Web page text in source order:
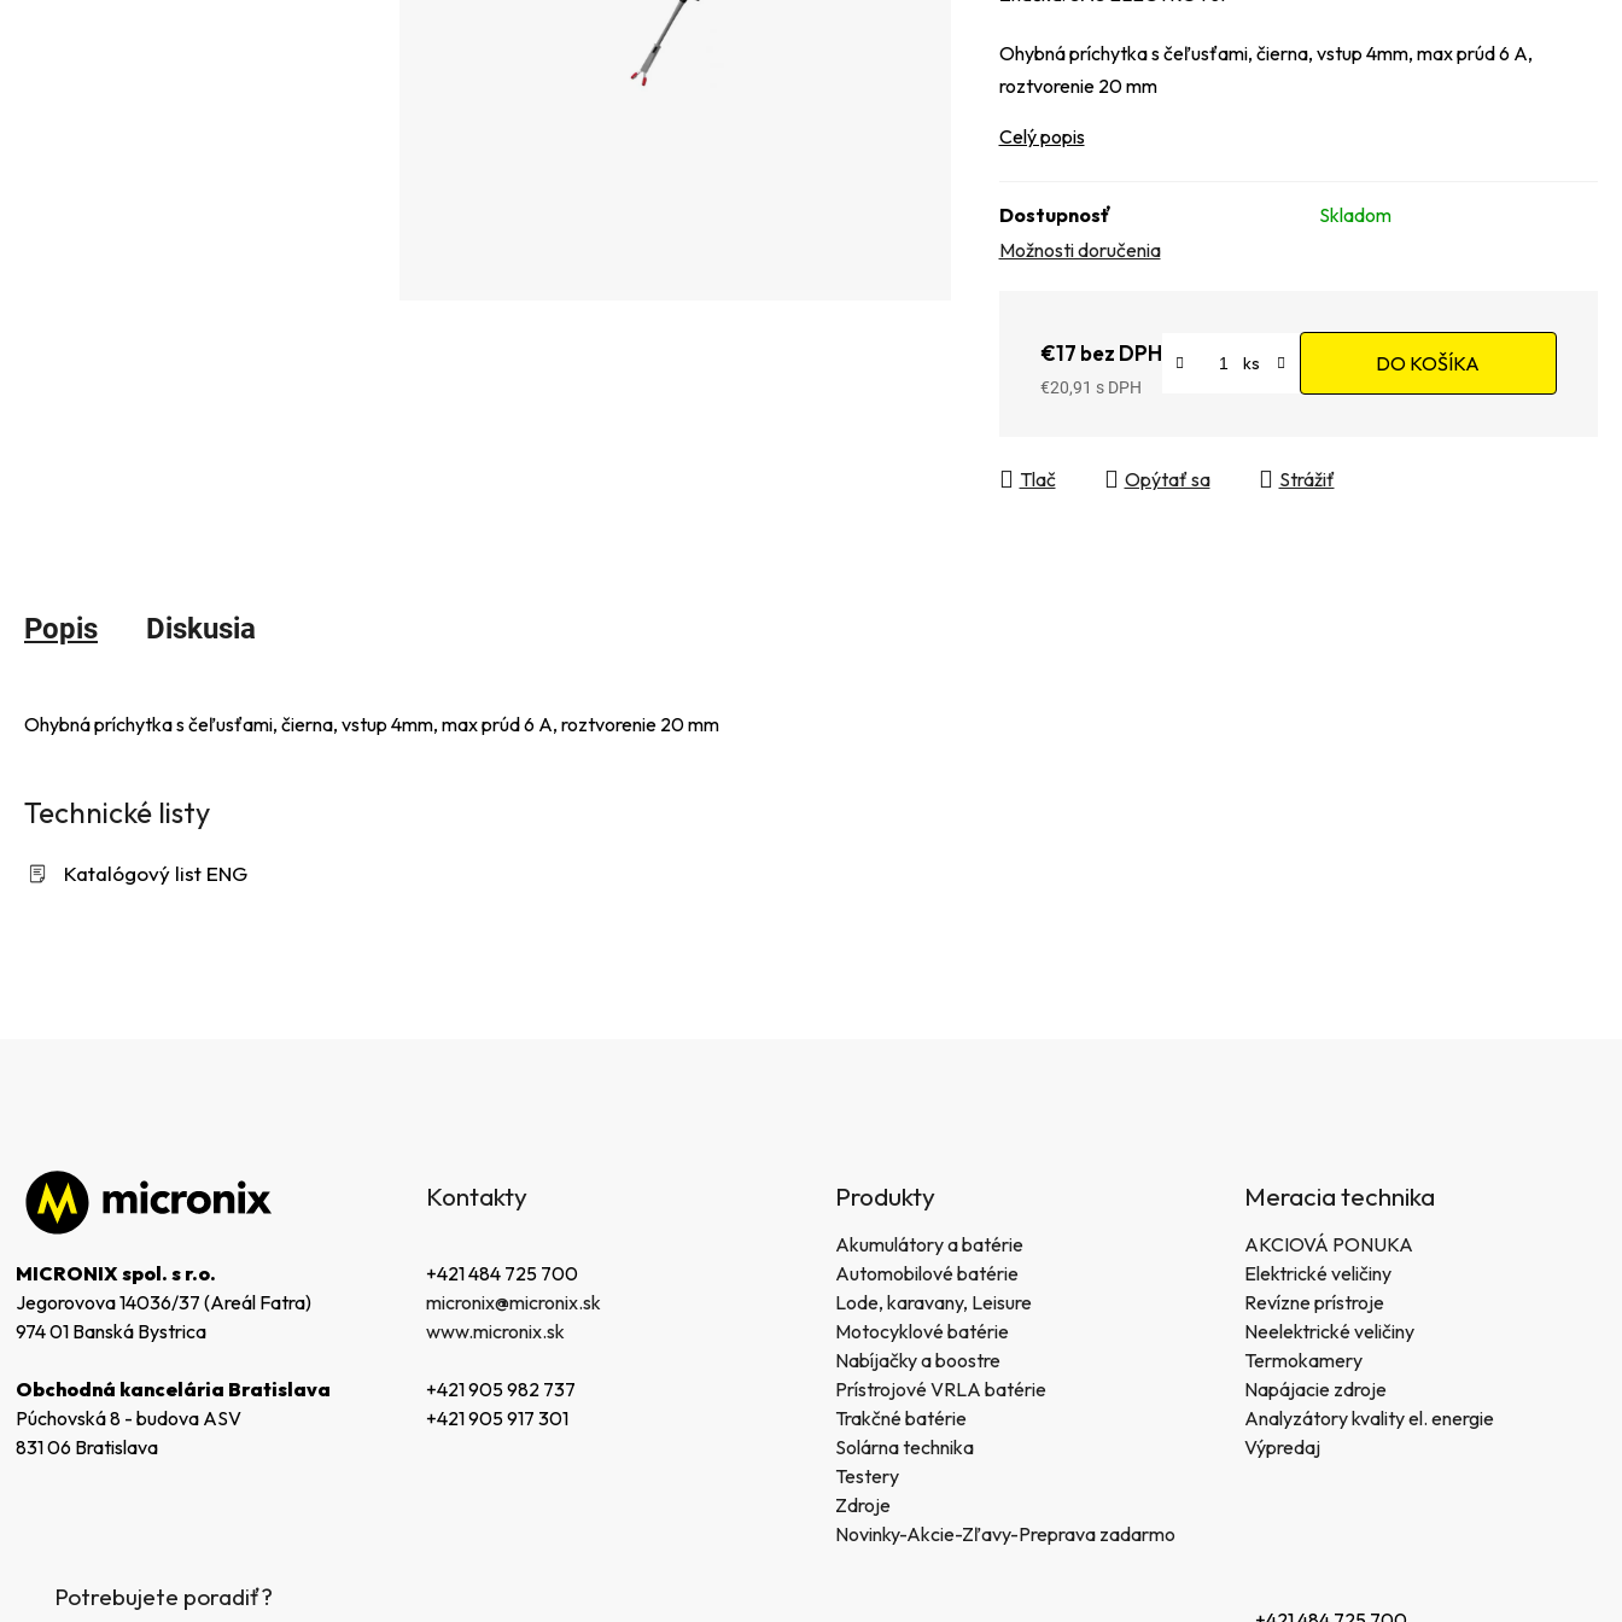
Ohybná príchytka s čeľusťami, čierna, vstup 4mm, max prúd 6 A,
roztvorenie 20 mm
Celý popis
Dostupnosť
Skladom
Možnosti doručenia
€17 bez DPH
€20,91
DO KOŠÍKA
Tlač Opýtať sa Strážiť
Popis Diskusia
Ohybná príchytka s čeľusťami, čierna, vstup 4mm, max prúd 6 A, roztvorenie 20 mm
Technické listy
Katalógový list ENG
MICRONIX spol. s r.o.
Jegorovova 14036/37 (Areál Fatra)
974 01 Banská Bystrica
Obchodná kancelária Bratislava
Púchovská 8 - budova ASV
831 06 Bratislava
Kontakty
+421 484 725 700
micronix@micronix.sk
www.micronix.sk
+421 905 982 737
+421 905 917 301
Produkty
Akumulátory a batérie
Automobilové batérie
Lode, karavany, Leisure
Motocyklové batérie
Nabíjačky a boostre
Prístrojové VRLA batérie
Trakčné batérie
Solárna technika
Testery
Zdroje
Novinky-Akcie-Zľavy-Preprava zadarmo
Meracia technika
AKCIOVÁ PONUKA
Elektrické veličiny
Revízne prístroje
Neelektrické veličiny
Termokamery
Napájacie zdroje
Analyzátory kvality el. energie
Výpredaj
Potrebujete poradiť?